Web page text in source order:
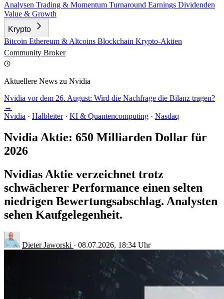
Analysen Trading & Momentum Turnaround Earnings Dividenden
Value & Growth
Krypto
Bitcoin Ethereum & Altcoins Blockchain Krypto-Aktien
Community Broker
Aktuellere News zu Nvidia
Nvidia vor dem 26. August: Wird die Nachfrage die Bilanz tragen?
→
Nvidia · Halbleiter · KI & Quantencomputing · Nasdaq
Nvidia Aktie: 650 Milliarden Dollar für
2026
Nvidias Aktie verzeichnet trotz
schwächerer Performance einen selten
niedrigen Bewertungsabschlag. Analysten
sehen Kaufgelegenheit.
Dieter Jaworski · 08.07.2026, 18:34 Uhr